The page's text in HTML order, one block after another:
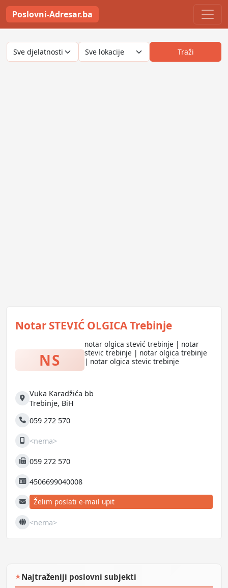
Poslovni-Adresar.ba
Traži
Notar STEVIĆ OLGICA Trebinje
NS
notar olgica stević trebinje | notar
stevic trebinje | notar olgica trebinje
| notar olgica stevic trebinje
Adresa
Vuka Karadžića bb
Trebinje, BiH
Telefon059 272 570
Mobilni<nema>
Fax 059 272 570
JIB 4506699040008
E-mailŽelim poslati e-mail upit
Web <nema>
★Najtraženiji poslovni subjekti